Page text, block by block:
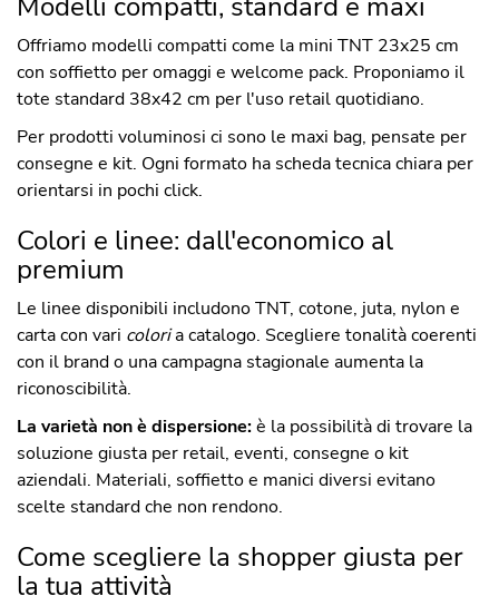
Offriamo modelli compatti come la mini TNT 23x25 cm
con soffietto per omaggi e welcome pack. Proponiamo il
tote standard 38x42 cm per l'uso retail quotidiano.
Per prodotti voluminosi ci sono le maxi bag, pensate per
consegne e kit. Ogni formato ha scheda tecnica chiara per
orientarsi in pochi click.
Colori e linee: dall'economico al
premium
Le linee disponibili includono TNT, cotone, juta, nylon e
carta con vari coloria catalogo. Scegliere tonalità coerenti
con il brand o una campagna stagionale aumenta la
riconoscibilità.
La varietà non è dispersione:è la possibilità di trovare la
soluzione giusta per retail, eventi, consegne o kit
aziendali. Materiali, soffietto e manici diversi evitano
scelte standard che non rendono.
Come scegliere la shopper giusta per
la tua attività